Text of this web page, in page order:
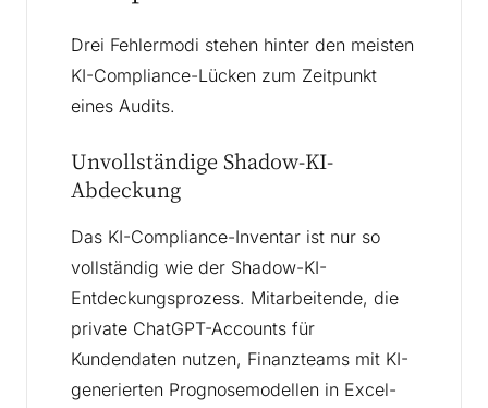
Drei Fehlermodi stehen hinter den meisten
KI-Compliance-Lücken zum Zeitpunkt
eines Audits.
Unvollständige Shadow-KI-
Abdeckung
Das KI-Compliance-Inventar ist nur so
vollständig wie der Shadow-KI-
Entdeckungsprozess. Mitarbeitende, die
private ChatGPT-Accounts für
Kundendaten nutzen, Finanzteams mit KI-
generierten Prognosemodellen in Excel-